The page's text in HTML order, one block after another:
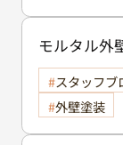
モルタル外
ス方法を徹
スタッフブ
外壁塗装